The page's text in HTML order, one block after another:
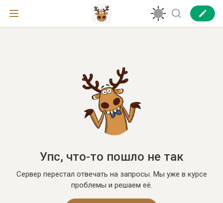
Упс, что-то пошло не так
Сервер перестал отвечать на запросы. Мы уже в курсе
проблемы и решаем её.